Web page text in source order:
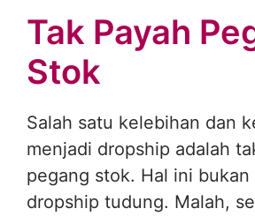
Tak Payah
Stok
Salah satu kelebihan dan
menjadi dropship adalah
pegang stok. Hal ini bukan
dropship tudung. Malah,